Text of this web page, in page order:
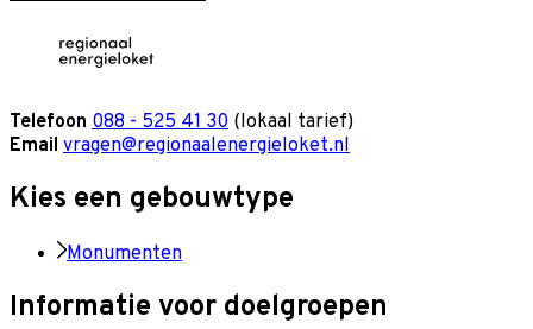
Telefoon 088 - 525 41 30 (lokaal tarief)
Email vragen@regionaalenergieloket.nl
Kies een gebouwtype
Monumenten
Informatie voor doelgroepen